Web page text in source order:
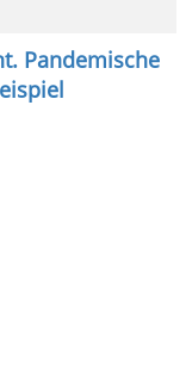
Pandemische